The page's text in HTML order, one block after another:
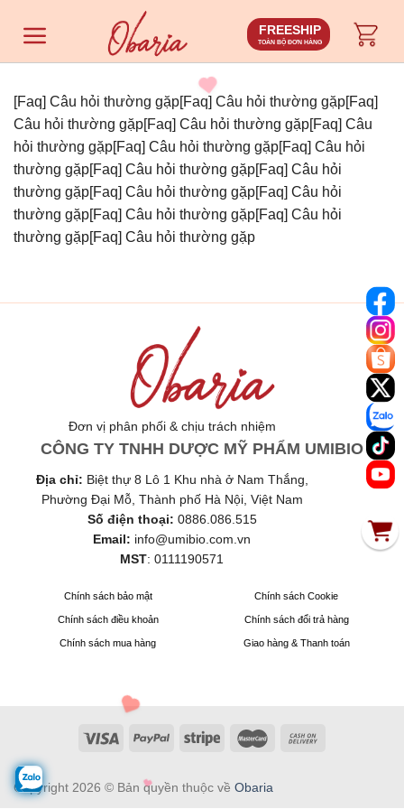
FREESHIP
TOÀN BỘ ĐƠN HÀNG
[Faq] Câu hỏi thường gặp[Faq] Câu hỏi thường gặp[Faq]
Câu hỏi thường gặp[Faq] Câu hỏi thường gặp[Faq] Câu
hỏi thường gặp[Faq] Câu hỏi thường gặp[Faq] Câu hỏi
thường gặp[Faq] Câu hỏi thường gặp[Faq] Câu hỏi
thường gặp[Faq] Câu hỏi thường gặp[Faq] Câu hỏi
thường gặp[Faq] Câu hỏi thường gặp[Faq] Câu hỏi
thường gặp[Faq] Câu hỏi thường gặp
Đơn vị phân phối & chịu trách nhiệm
CÔNG TY TNHH DƯỢC MỸ PHẨM UMIBIO
Địa chỉ: Biệt thự 8 Lô 1 Khu nhà ở Nam Thắng,
Phường Đại Mỗ, Thành phố Hà Nội, Việt Nam
Số điện thoại: 0886.086.515
Email: info@umibio.com.vn
MST: 0111190571
Chính sách bảo mật Chính sách Cookie
Chính sách điều khoản Chính sách đổi trả hàng
Chính sách mua hàng Giao hàng & Thanh toán
Copyright 2026 © Bản quyền thuộc về Obaria